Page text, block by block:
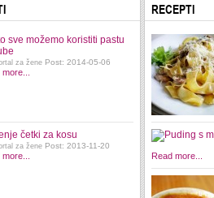
sve možemo koristiti pastu
za žene Post: 2014-05-06
četki za kosu
za žene Post: 2013-11-20
RECEPTI
Read more...